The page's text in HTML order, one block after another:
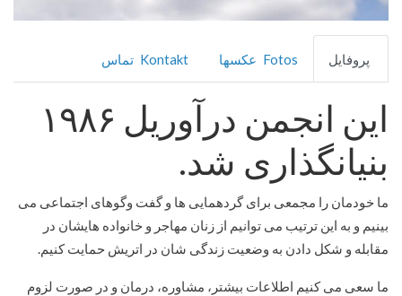
پروفایل Fotos عکسها Kontakt تماس
این انجمن درآوریل ۱۹۸۶
بنیانگذاری شد.
ما خودمان را مجمعی برای گردهمایی ها و گفت وگوهای اجتماعی می
بینیم و به این ترتیب می توانیم از زنان مهاجر و خانواده هایشان در
مقابله و شکل دادن به وضعیت زندگی شان در اتریش حمایت کنیم.
ما سعی می کنیم اطلاعات بیشتر، مشاوره، درمان و در صورت لزوم